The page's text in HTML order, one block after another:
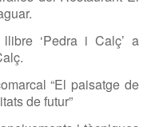
‘Pedra i Calç’ a
“El paisatge de
de futur”